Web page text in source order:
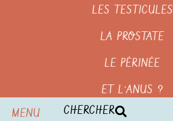
LES TESTICULES
LA PROSTATE
LE PÉRINÉE
ET L’ANUS ?
MENU
CHERCHER